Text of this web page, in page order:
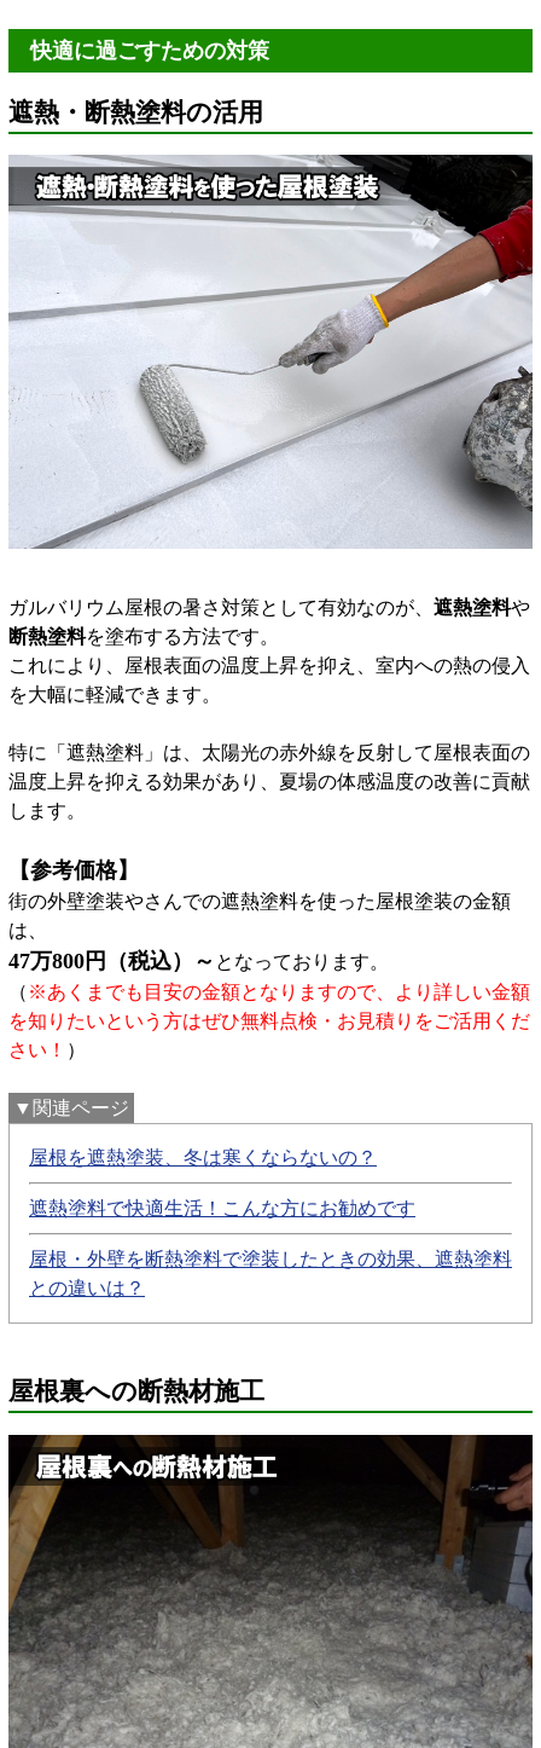
快適に過ごすための対策
遮熱・断熱塗料の活用
ガルバリウム屋根の暑さ対策として有効なのが、 遮熱塗料や
断熱塗料を塗布する方法です。
これにより、屋根表面の温度上昇を抑え、室内への熱の侵入
を大幅に軽減できます。
特に「遮熱塗料」は、太陽光の赤外線を反射して屋根表面の
温度上昇を抑える効果があり、夏場の体感温度の改善に貢献
します。
【参考価格】
街の外壁塗装やさんでの遮熱塗料を使った屋根塗装の金額
は、
47万800円（税込）～ となっております。
（ ※あくまでも目安の金額となりますので、より詳しい金額
を知りたいという方はぜひ無料点検・お見積りをご活用くだ
さい！ ）
▼関連ページ
屋根を遮熱塗装、冬は寒くならないの？
遮熱塗料で快適生活！こんな方にお勧めです
屋根・外壁を断熱塗料で塗装したときの効果、遮熱塗料
との違いは？
屋根裏への断熱材施工